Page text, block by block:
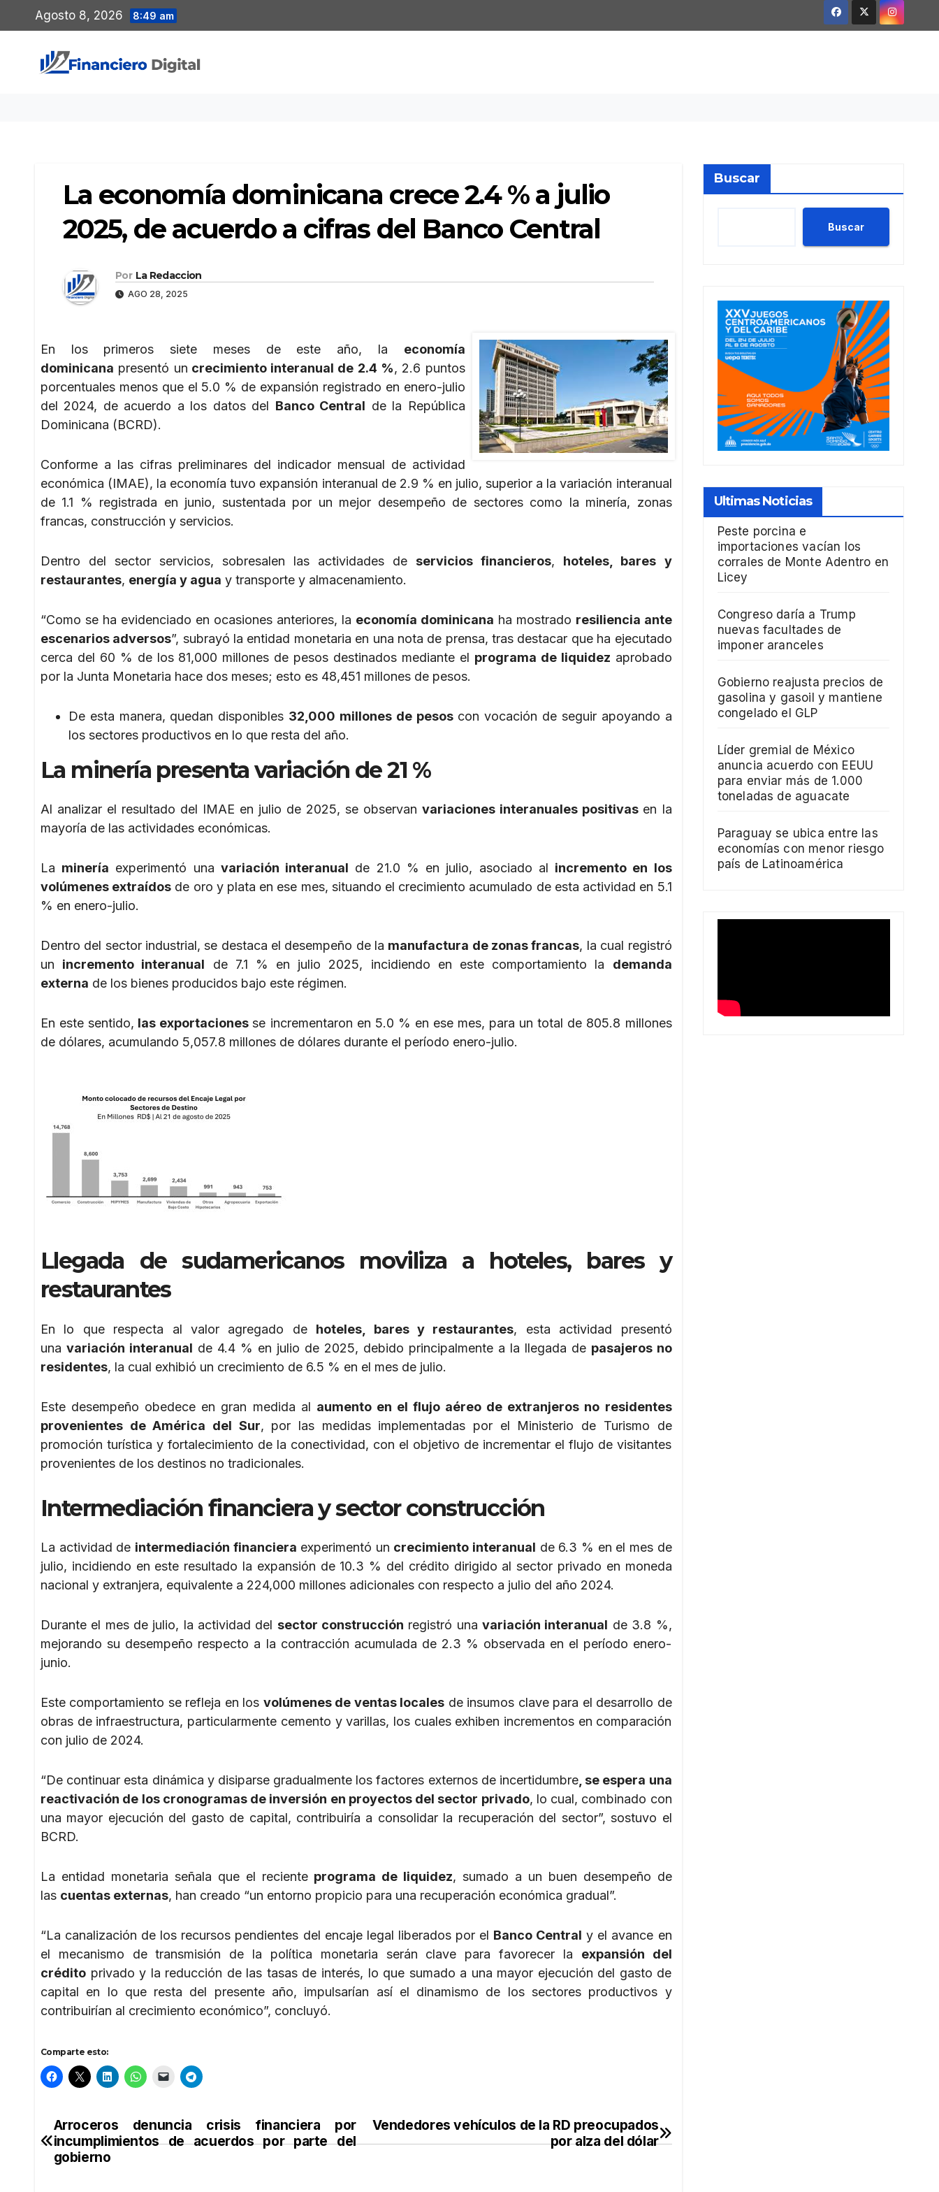
al
contenido
Agosto 8, 2026 8:49 am
La economía dominicana crece 2.4 % a julio
2025, de acuerdo a cifras del Banco Central
Por La Redaccion
AGO 28, 2025
En los primeros siete meses de este año, la economía
dominicana presentó un crecimiento interanual de 2.4 %, 2.6 puntos
porcentuales menos que el 5.0 % de expansión registrado en enero-julio
del 2024, de acuerdo a los datos del Banco Central de la República
Dominicana (BCRD).
Conforme a las cifras preliminares del indicador mensual de actividad
económica (IMAE), la economía tuvo expansión interanual de 2.9 % en julio, superior a la variación interanual
de 1.1 % registrada en junio, sustentada por un mejor desempeño de sectores como la minería, zonas
francas, construcción y servicios.
Dentro del sector servicios, sobresalen las actividades de servicios financieros, hoteles, bares y
restaurantes, energía y agua y transporte y almacenamiento.
“Como se ha evidenciado en ocasiones anteriores, la economía dominicana ha mostrado resiliencia ante
escenarios adversos”, subrayó la entidad monetaria en una nota de prensa, tras destacar que ha ejecutado
cerca del 60 % de los 81,000 millones de pesos destinados mediante el programa de liquidez aprobado
por la Junta Monetaria hace dos meses; esto es 48,451 millones de pesos.
De esta manera, quedan disponibles 32,000 millones de pesoscon vocación de seguir apoyando a
los sectores productivos en lo que resta del año.
La minería presenta variación de 21 %
Al analizar el resultado del IMAE en julio de 2025, se observanvariaciones interanuales positivas en la
mayoría de las actividades económicas.
La minería experimentó una variación interanual de 21.0 % en julio, asociado al incremento en los
volúmenes extraídos de oro y plata en ese mes, situando el crecimiento acumulado de esta actividad en 5.1
% en enero-julio.
Dentro del sector industrial, se destaca el desempeño de la manufactura de zonas francas, la cual registró
un incremento interanual de 7.1 % en julio 2025, incidiendo en este comportamiento la demanda
externa de los bienes producidos bajo este régimen.
En este sentido, las exportacionesse incrementaron en 5.0 % en ese mes, para un total de 805.8 millones
de dólares, acumulando 5,057.8 millones de dólares durante el período enero-julio.
Llegada de sudamericanos moviliza a hoteles, bares y
restaurantes
En lo que respecta al valor agregado de hoteles, bares y restaurantes, esta actividad presentó
una variación interanual de 4.4 % en julio de 2025, debido principalmente a la llegada de pasajeros no
residentes, la cual exhibió un crecimiento de 6.5 % en el mes de julio.
Este desempeño obedece en gran medida al aumento en el flujo aéreo de extranjeros no residentes
provenientes de América del Sur, por las medidas implementadas por el Ministerio de Turismo de
promoción turística y fortalecimiento de la conectividad, con el objetivo de incrementar el flujo de visitantes
provenientes de los destinos no tradicionales.
Intermediación financiera y sector construcción
La actividad de intermediación financiera experimentó un crecimiento interanual de 6.3 % en el mes de
julio, incidiendo en este resultado la expansión de 10.3 % del crédito dirigido al sector privado en moneda
nacional y extranjera, equivalente a 224,000 millones adicionales con respecto a julio del año 2024.
Durante el mes de julio, la actividad del sector construcción registró unavariación interanual de 3.8 %,
mejorando su desempeño respecto a la contracción acumulada de 2.3 % observada en el período enero-
junio.
Este comportamiento se refleja en los volúmenes de ventas locales de insumos clave para el desarrollo de
obras de infraestructura, particularmente cemento y varillas, los cuales exhiben incrementos en comparación
con julio de 2024.
“De continuar esta dinámica y disiparse gradualmente los factores externos de incertidumbre, se espera una
reactivación de los cronogramas de inversión en proyectos del sector privado, lo cual, combinado con
una mayor ejecución del gasto de capital, contribuiría a consolidar la recuperación del sector”, sostuvo el
BCRD.
La entidad monetaria señala que el recienteprograma de liquidez, sumado a un buen desempeño de
las cuentas externas, han creado “un entorno propicio para una recuperación económica gradual”.
“La canalización de los recursos pendientes del encaje legal liberados por el Banco Central y el avance en
el mecanismo de transmisión de la política monetaria serán clave para favorecer la expansión del
crédito privado y la reducción de las tasas de interés, lo que sumado a una mayor ejecución del gasto de
capital en lo que resta del presente año, impulsarían así el dinamismo de los sectores productivos y
contribuirían al crecimiento económico”, concluyó.
Comparte esto:
Navegación
de
Vendedores vehículos de la RD preocupados
por alza del dólar
Arroceros denuncia crisis financiera por
incumplimientos de acuerdos por parte del
gobierno
Buscar
Buscar
Ultimas Noticias
Peste porcina e
importaciones vacían los
corrales de Monte Adentro en
Licey
Congreso daría a Trump
nuevas facultades de
imponer aranceles
Gobierno reajusta precios de
gasolina y gasoil y mantiene
congelado el GLP
Líder gremial de México
anuncia acuerdo con EEUU
para enviar más de 1.000
toneladas de aguacate
Paraguay se ubica entre las
economías con menor riesgo
país de Latinoamérica